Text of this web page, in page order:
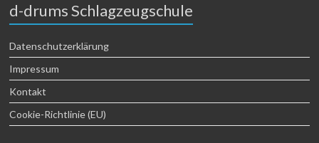
d-drums Schlagzeugschule
Datenschutzerklärung
Impressum
Kontakt
Cookie-Richtlinie (EU)